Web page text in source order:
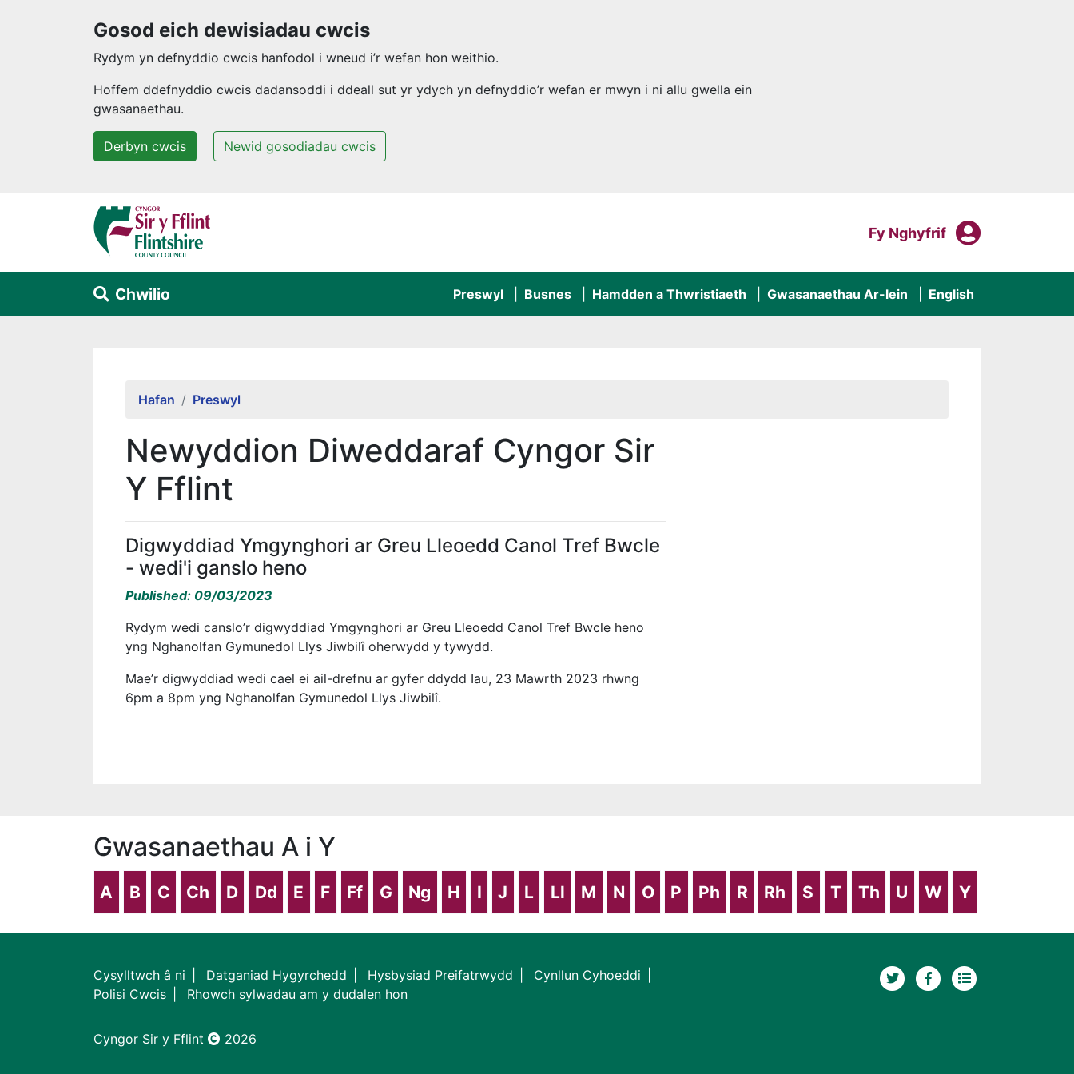
Gosod eich dewisiadau cwcis
Rydym yn defnyddio cwcis hanfodol i wneud i’r wefan hon weithio.
Hoffem ddefnyddio cwcis dadansoddi i ddeall sut yr ydych yn defnyddio’r wefan er mwyn i ni allu gwella ein
gwasanaethau.
Derbyn cwcis Newid gosodiadau cwcis
Neidio i'r prif gynnwys
Mewngofnodi I
Fy Nghyfrif Fy
Chwilio Preswyl Busnes Hamdden a Thwristiaeth Gwasanaethau Ar-lein English
Hafan Preswyl
Newyddion Diweddaraf Cyngor Sir
Y Fflint
Digwyddiad Ymgynghori ar Greu Lleoedd Canol Tref Bwcle
- wedi'i ganslo heno
Published: 09/03/2023
Rydym wedi canslo’r digwyddiad Ymgynghori ar Greu Lleoedd Canol Tref Bwcle heno
yng Nghanolfan Gymunedol Llys Jiwbilî oherwydd y tywydd.
Mae’r digwyddiad wedi cael ei ail-drefnu ar gyfer ddydd Iau, 23 Mawrth 2023 rhwng
6pm a 8pm yng Nghanolfan Gymunedol Llys Jiwbilî.
Gwasanaethau A i Y
A B C Ch D Dd E F Ff G Ng H I J L Ll M N O P Ph R Rh S T Th U W Y
Cysylltwch â ni Datganiad Hygyrchedd Hysbysiad Preifatrwydd
Cynllun Cyhoeddi
Polisi Cwcis
Rhowch sylwadau am y dudalen hon
Cyngor Sir y Fflint 2026